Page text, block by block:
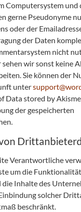
Computersystem und
gerne Pseudonyme
oder der
der Daten
nicht
sehen wir sonst keine
Sie können der
unter
Data stored by
der gespeicherten
Verantwortliche
um die Funktionalität
Inhalte des
solcher
beschränkt.